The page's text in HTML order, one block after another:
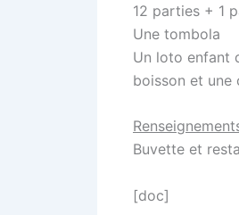
12 parties + 1
Une tombola
Un loto enfant
boisson et une
Buvette et
[doc]